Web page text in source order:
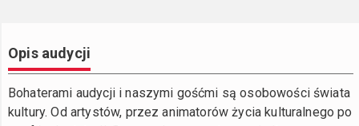
Opis audycji
Bohaterami audycji i naszymi gośćmi są osobowości świata
kultury. Od artystów, przez animatorów życia kulturalnego po